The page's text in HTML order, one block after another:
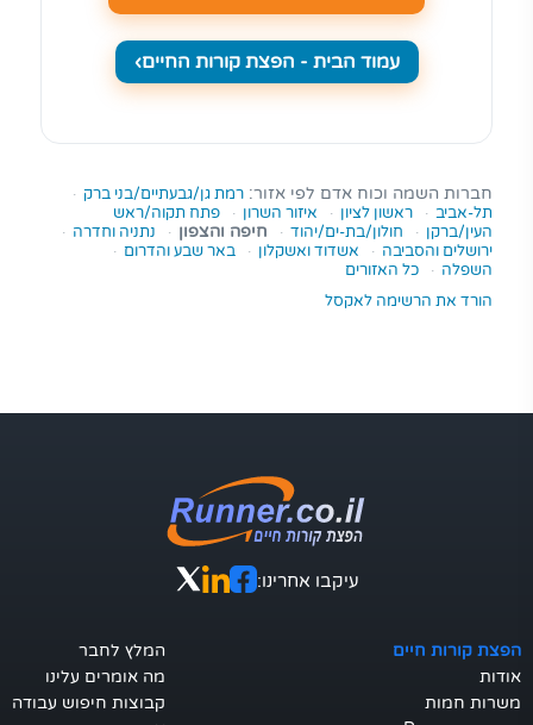
עמוד הבית - הפצת קורות החיים
חברות השמה וכוח אדם לפי אזור: רמת גן/גבעתיים/בני ברק ·
תל-אביב · ראשון לציון · איזור השרון ·
פתח תקוה/ראש
העין/ברקן · חולון/בת-ים/יהוד · חיפה והצפון · נתניה וחדרה ·
ירושלים והסביבה · אשדוד ואשקלון · באר שבע והדרום ·
השפלה ·
כל האזורים
הורד את הרשימה לאקסל
עיקבו אחרינו:
הפצת קורות חיים
אודות
משרות חמות
המלץ לחבר
מה אומרים עלינו
קבוצות חיפוש עבודה